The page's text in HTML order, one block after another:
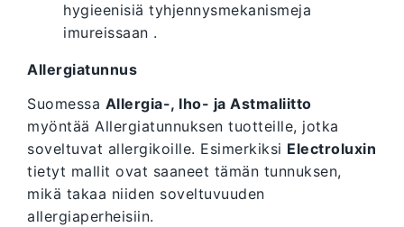
hygieenisiä tyhjennysmekanismeja
imureissaan .
Allergiatunnus
Suomessa Allergia-, Iho- ja Astmaliitto
myöntää Allergiatunnuksen tuotteille, jotka
soveltuvat allergikoille. Esimerkiksi Electroluxin
tietyt mallit ovat saaneet tämän tunnuksen,
mikä takaa niiden soveltuvuuden
allergiaperheisiin.